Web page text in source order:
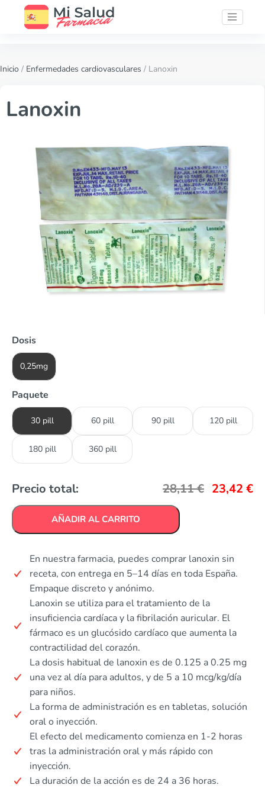
Inicio / Enfermedades cardiovasculares / Lanoxin
Lanoxin
Dosis
0,25mg
Paquete
30 pill 60 pill 90 pill 120 pill
180 pill 360 pill
Precio total: 28,11€ 23,42 €
AÑADIR AL CARRITO
En nuestra farmacia, puedes comprar lanoxin sin
receta, con entrega en 5–14 días en toda España.
Empaque discreto y anónimo.
Lanoxin se utiliza para el tratamiento de la
insuficiencia cardíaca y la fibrilación auricular. El
fármaco es un glucósido cardíaco que aumenta la
contractilidad del corazón.
La dosis habitual de lanoxin es de 0.125 a 0.25 mg
una vez al día para adultos, y de 5 a 10 mcg/kg/día
para niños.
La forma de administración es en tabletas, solución
oral o inyección.
El efecto del medicamento comienza en 1-2 horas
tras la administración oral y más rápido con
inyección.
La duración de la acción es de 24 a 36 horas.